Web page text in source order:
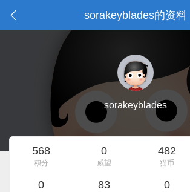
sorakeyblades的资料
sorakeyblades
568
积分
0
威望
482
猫币
0 83 0